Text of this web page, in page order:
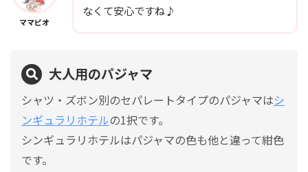
ママピオ
なくて安心ですね♪
大人用のパジャマ
シャツ・ズボン別のセパレートタイプのパジャマはシ
ンギュラリホテルの1択です。
シンギュラリホテルはパジャマの色も他と違って紺色
です。